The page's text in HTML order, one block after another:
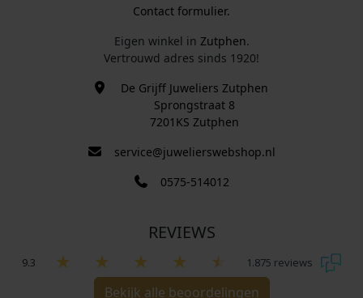
Contact formulier.
Eigen winkel in Zutphen.
Vertrouwd adres sinds 1920!
De Grijff Juweliers Zutphen
Sprongstraat 8
7201KS Zutphen
service@juwelierswebshop.nl
0575-514012
REVIEWS
9.3 1.875 reviews
Bekijk alle beoordelingen